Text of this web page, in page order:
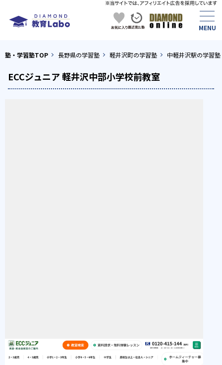
塾・学習塾TOP 長野県の学習塾 軽井沢町の学習塾 中軽井沢駅の学習塾
ECCジュニア 軽井沢中部小学校前教室